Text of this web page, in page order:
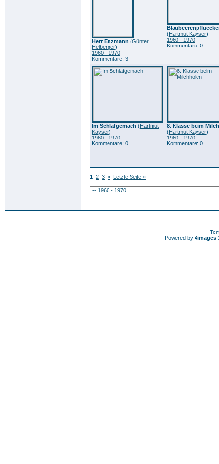
Herr Enzmann (Günter
Heiberger)
1960 - 1970
Kommentare: 3
(Hartmut Kayser)
1960 - 1970
Kommentare: 0
Im Schlafgemach (Hartmut
Kayser)
1960 - 1970
Kommentare: 0
8. Klasse beim
(Hartmut Kayser)
1960 - 1970
Kommentare: 0
1 2 3 » Letzte Seite »
Powered by 4images